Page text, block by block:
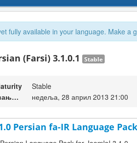
fully available in your language. Make a
(Farsi) 3.1.0.1 Stable
Stable
Датум објављивања верзије
недеља, 28 април 2013 21:00
Persian fa-IR Language